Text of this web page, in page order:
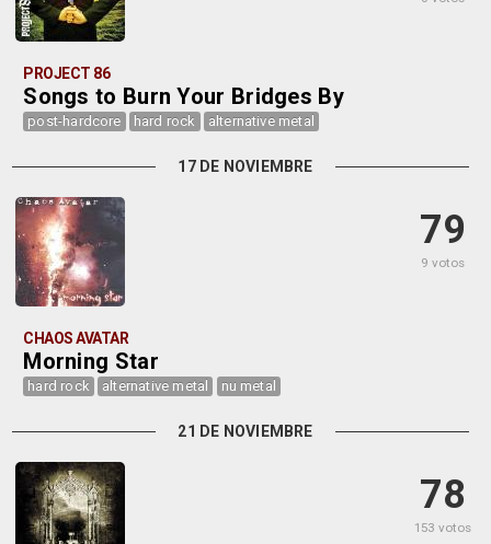
PROJECT 86
Songs to Burn Your Bridges By
post-hardcore hard rock alternative metal
17 DE NOVIEMBRE
79
9 votos
CHAOS AVATAR
Morning Star
hard rock alternative metal nu metal
21 DE NOVIEMBRE
78
153 votos